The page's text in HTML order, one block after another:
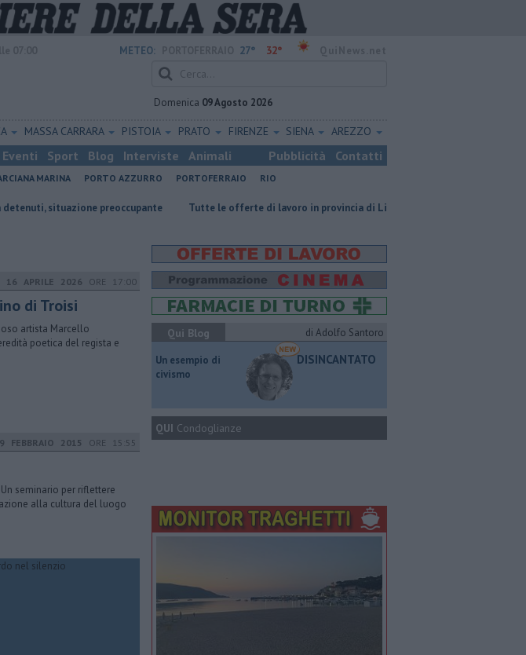
METEO: 27° 32°
Domenica 09 Agosto 2026
MASSA CARRARA PISTOIA PRATO FIRENZE SIENA AREZZO
Eventi Sport Blog Interviste Animali Pubblicità Contatti
MARINA PORTO AZZURRO PORTOFERRAIO RIO
preoccupante ​Tutte le offerte di lavoro in provincia di Livorno Oceano a remi, all'Elba per
16 APRILE 2026 ORE 17:00
di Troisi
artista Marcello
poetica del regista e
FEBBRAIO 2015 ORE 15:55
seminario per riflettere
alla cultura del luogo
Qui Blog di Adolfo Santoro
​Un esempio di
civismo
DISINCANTATO
QUI Condoglianze